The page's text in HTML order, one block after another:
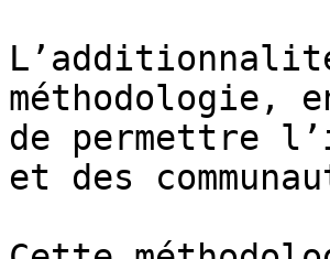
de permettre
et des